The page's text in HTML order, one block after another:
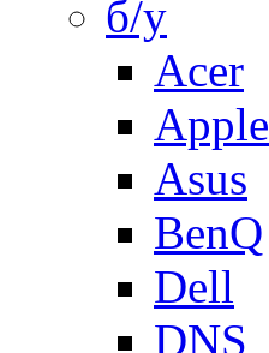
б/у
Acer
Apple
Asus
BenQ
Dell
DNS